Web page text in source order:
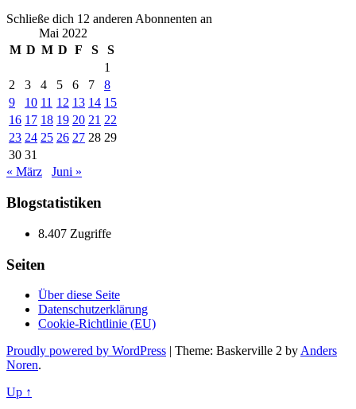
Schließe dich 12 anderen Abonnenten an
Mai 2022
M D M D F S
S
1
2
3 4 5 6 7
8
9
10 11 12 13 14 15
16 17 18 19 20 21 22
23 24 25 26 27 28 29
30 31
« März
Juni »
Blogstatistiken
8.407 Zugriffe
Seiten
Über diese Seite
Datenschutzerklärung
Cookie-Richtlinie (EU)
Proudly powered by WordPress | Theme: Baskerville 2 by Anders
Noren.
Up ↑